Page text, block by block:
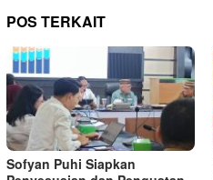
POS TERKAIT
Sofyan Puhi Siapkan